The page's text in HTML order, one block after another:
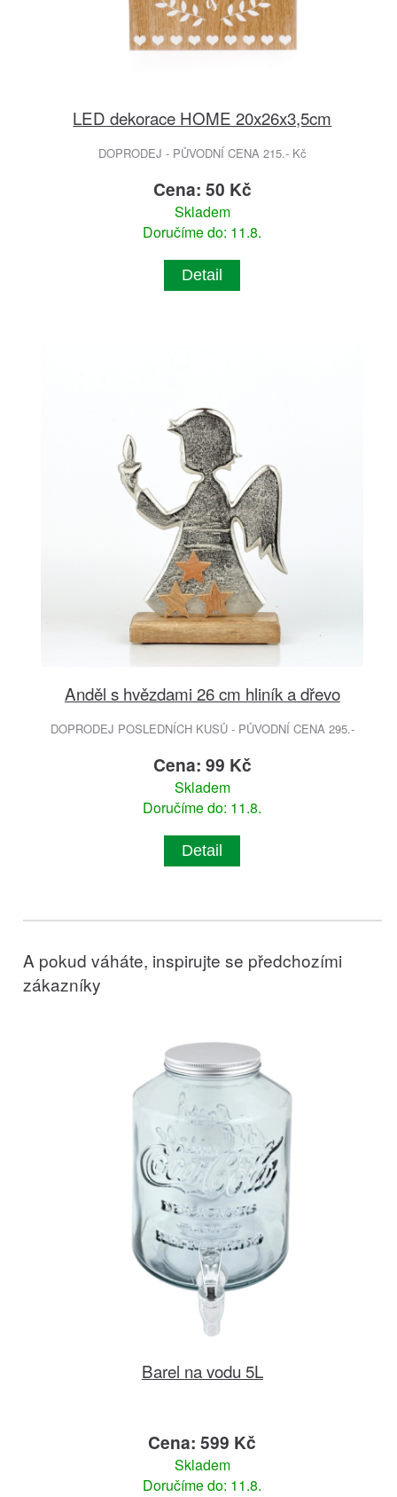
LED dekorace HOME 20x26x3,5cm
DOPRODEJ - PŮVODNÍ CENA 215.- Kč
Cena: 50 Kč
Skladem
Doručíme do: 11.8.
Detail
Anděl s hvězdami 26 cm hliník a dřevo
DOPRODEJ POSLEDNÍCH KUSŮ - PŮVODNÍ CENA 295.-
Cena: 99 Kč
Skladem
Doručíme do: 11.8.
Detail
A pokud váháte, inspirujte se předchozími
zákazníky
Barel na vodu 5L
Cena: 599 Kč
Skladem
Doručíme do: 11.8.